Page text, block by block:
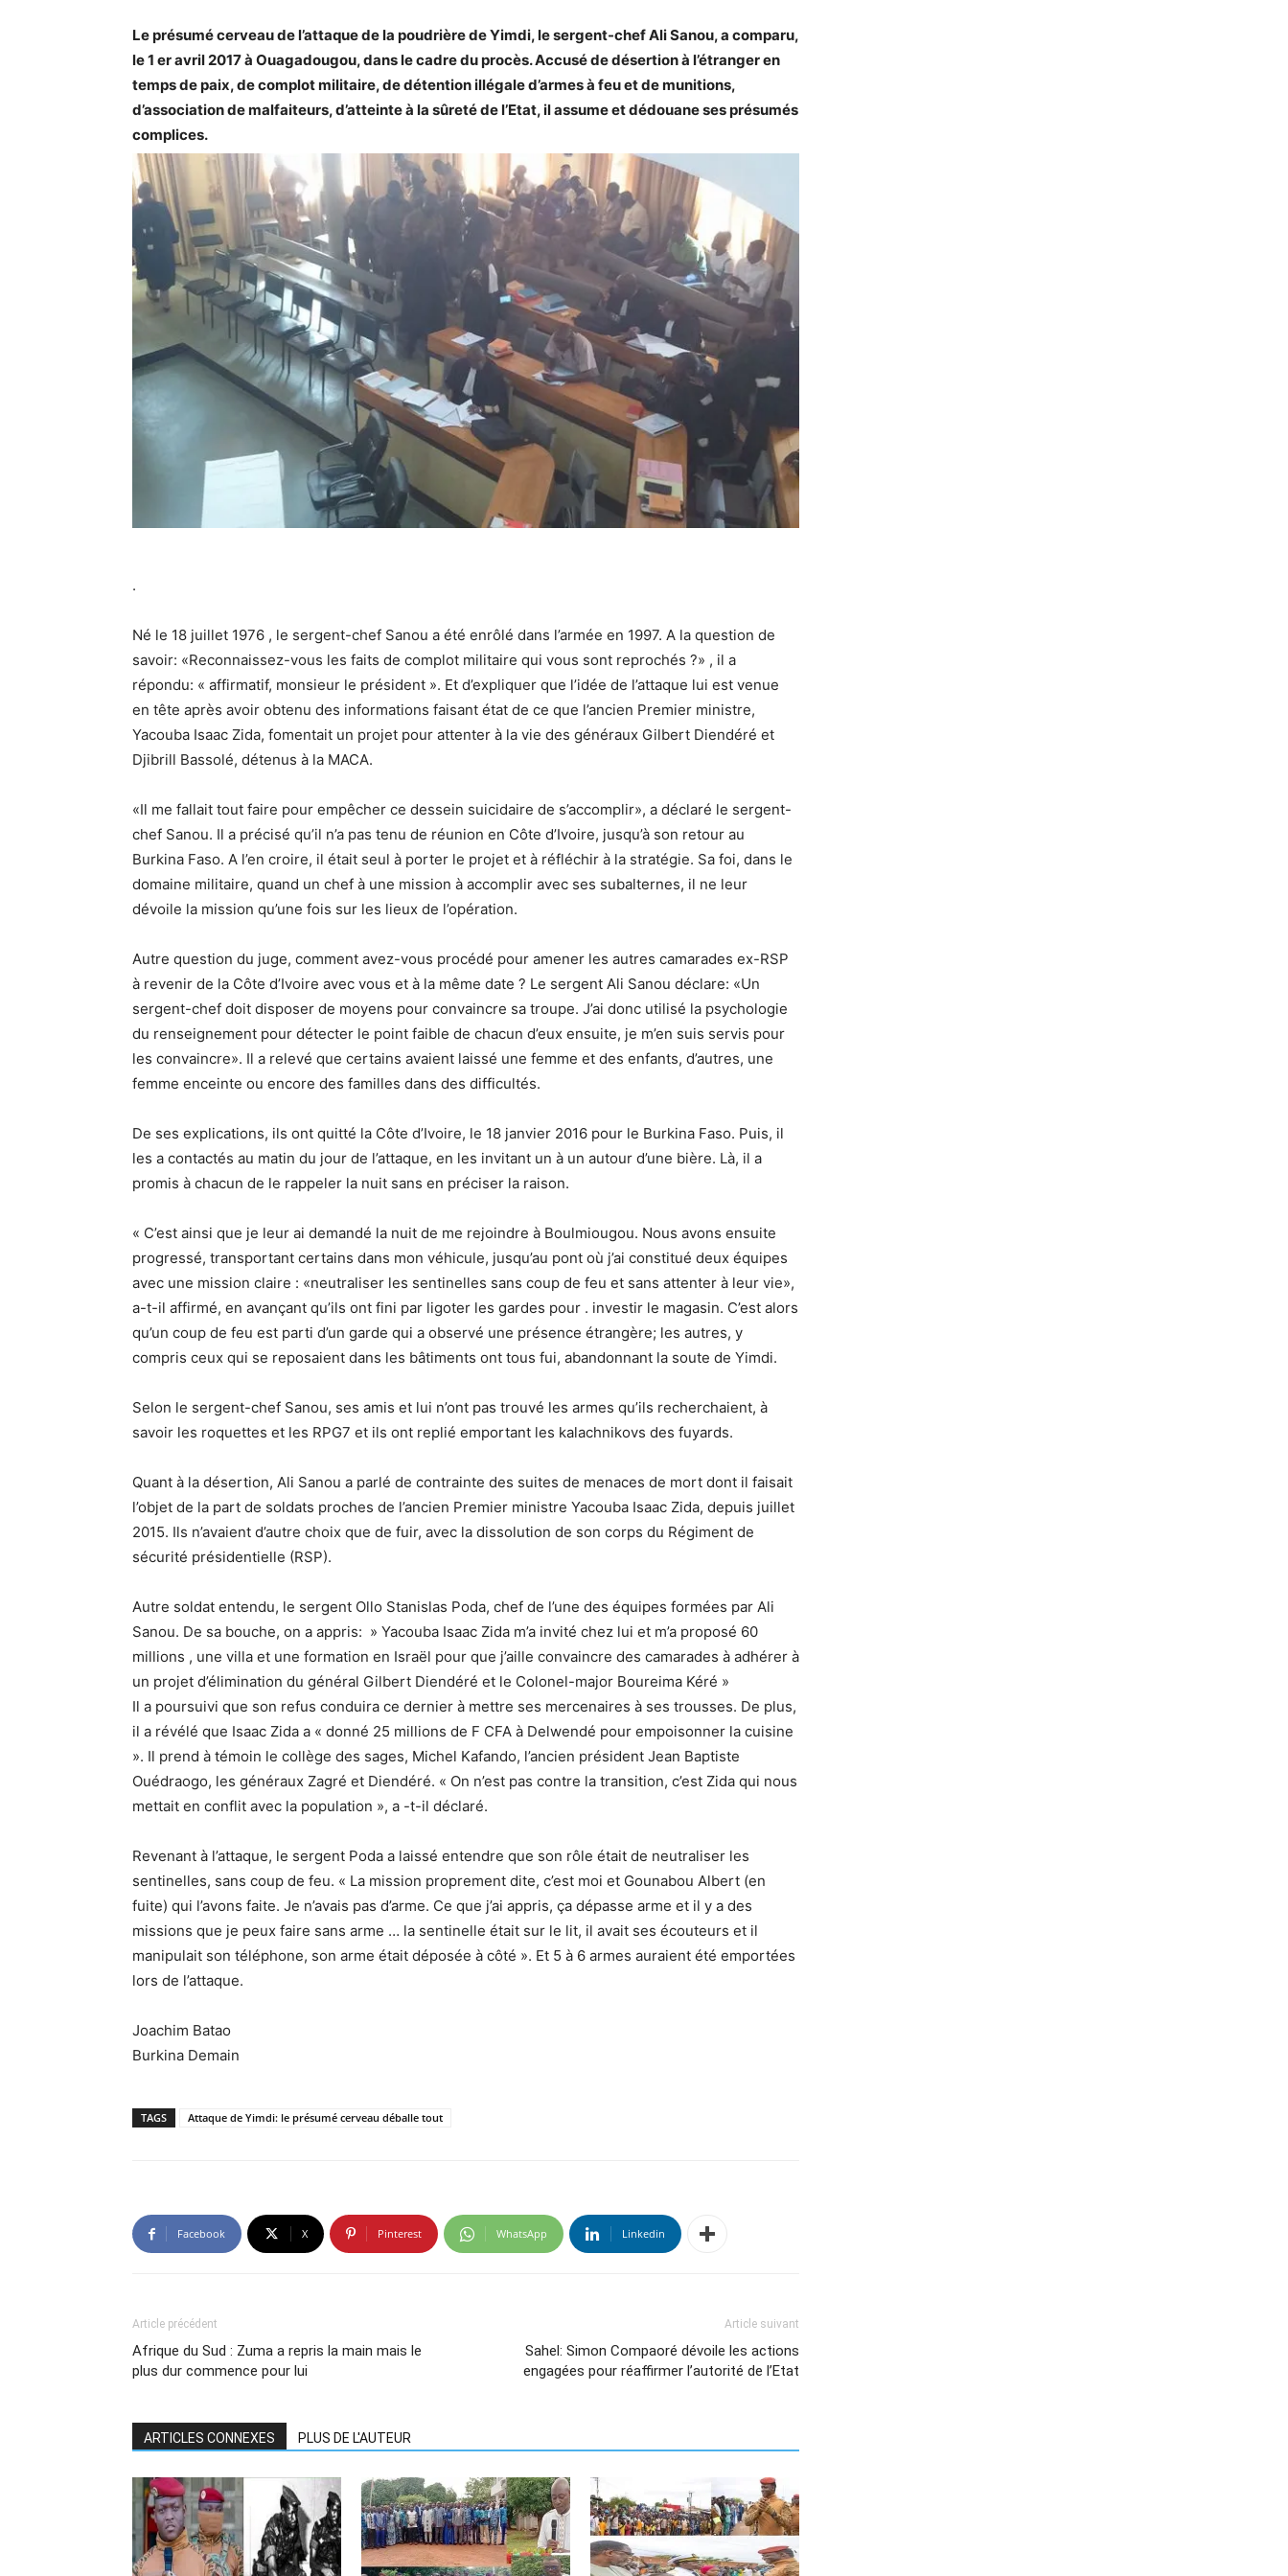
Le présumé cerveau de l’attaque de la poudrière de Yimdi, le sergent-chef Ali Sanou, a comparu,
le 1 er avril 2017 à Ouagadougou, dans le cadre du procès. Accusé de désertion à l’étranger en
temps de paix, de complot militaire, de détention illégale d’armes à feu et de munitions,
d’association de malfaiteurs, d’atteinte à la sûreté de l’Etat, il assume et dédouane ses présumés
complices.
.
Né le 18 juillet 1976 , le sergent-chef Sanou a été enrôlé dans l’armée en 1997. A la question de
savoir: «Reconnaissez-vous les faits de complot militaire qui vous sont reprochés ?» , il a
répondu: « affirmatif, monsieur le président ». Et d’expliquer que l’idée de l’attaque lui est venue
en tête après avoir obtenu des informations faisant état de ce que l’ancien Premier ministre,
Yacouba Isaac Zida, fomentait un projet pour attenter à la vie des généraux Gilbert Diendéré et
Djibrill Bassolé, détenus à la MACA.
«Il me fallait tout faire pour empêcher ce dessein suicidaire de s’accomplir», a déclaré le sergent-
chef Sanou. Il a précisé qu’il n’a pas tenu de réunion en Côte d’Ivoire, jusqu’à son retour au
Burkina Faso. A l’en croire, il était seul à porter le projet et à réfléchir à la stratégie. Sa foi, dans le
domaine militaire, quand un chef à une mission à accomplir avec ses subalternes, il ne leur
dévoile la mission qu’une fois sur les lieux de l’opération.
Autre question du juge, comment avez-vous procédé pour amener les autres camarades ex-RSP
à revenir de la Côte d’Ivoire avec vous et à la même date ? Le sergent Ali Sanou déclare: «Un
sergent-chef doit disposer de moyens pour convaincre sa troupe. J’ai donc utilisé la psychologie
du renseignement pour détecter le point faible de chacun d’eux ensuite, je m’en suis servis pour
les convaincre». Il a relevé que certains avaient laissé une femme et des enfants, d’autres, une
femme enceinte ou encore des familles dans des difficultés.
De ses explications, ils ont quitté la Côte d’Ivoire, le 18 janvier 2016 pour le Burkina Faso. Puis, il
les a contactés au matin du jour de l’attaque, en les invitant un à un autour d’une bière. Là, il a
promis à chacun de le rappeler la nuit sans en préciser la raison.
« C’est ainsi que je leur ai demandé la nuit de me rejoindre à Boulmiougou. Nous avons ensuite
progressé, transportant certains dans mon véhicule, jusqu’au pont où j’ai constitué deux équipes
avec une mission claire : «neutraliser les sentinelles sans coup de feu et sans attenter à leur vie»,
a-t-il affirmé, en avançant qu’ils ont fini par ligoter les gardes pour . investir le magasin. C’est alors
qu’un coup de feu est parti d’un garde qui a observé une présence étrangère; les autres, y
compris ceux qui se reposaient dans les bâtiments ont tous fui, abandonnant la soute de Yimdi.
Selon le sergent-chef Sanou, ses amis et lui n’ont pas trouvé les armes qu’ils recherchaient, à
savoir les roquettes et les RPG7 et ils ont replié emportant les kalachnikovs des fuyards.
Quant à la désertion, Ali Sanou a parlé de contrainte des suites de menaces de mort dont il faisait
l’objet de la part de soldats proches de l’ancien Premier ministre Yacouba Isaac Zida, depuis juillet
2015. Ils n’avaient d’autre choix que de fuir, avec la dissolution de son corps du Régiment de
sécurité présidentielle (RSP).
Autre soldat entendu, le sergent Ollo Stanislas Poda, chef de l’une des équipes formées par Ali
Sanou. De sa bouche, on a appris: » Yacouba Isaac Zida m’a invité chez lui et m’a proposé 60
millions , une villa et une formation en Israël pour que j’aille convaincre des camarades à adhérer à
un projet d’élimination du général Gilbert Diendéré et le Colonel-major Boureima Kéré »
Il a poursuivi que son refus conduira ce dernier à mettre ses mercenaires à ses trousses. De plus,
il a révélé que Isaac Zida a « donné 25 millions de F CFA à Delwendé pour empoisonner la cuisine
». Il prend à témoin le collège des sages, Michel Kafando, l’ancien président Jean Baptiste
Ouédraogo, les généraux Zagré et Diendéré. « On n’est pas contre la transition, c’est Zida qui nous
mettait en conflit avec la population », a -t-il déclaré.
Revenant à l’attaque, le sergent Poda a laissé entendre que son rôle était de neutraliser les
sentinelles, sans coup de feu. « La mission proprement dite, c’est moi et Gounabou Albert (en
fuite) qui l’avons faite. Je n’avais pas d’arme. Ce que j’ai appris, ça dépasse arme et il y a des
missions que je peux faire sans arme … la sentinelle était sur le lit, il avait ses écouteurs et il
manipulait son téléphone, son arme était déposée à côté ». Et 5 à 6 armes auraient été emportées
lors de l’attaque.
Joachim Batao
Burkina Demain
TAGS Attaque de Yimdi: le présumé cerveau déballe tout
Facebook X Pinterest WhatsApp Linkedin
Article précédent
Afrique du Sud : Zuma a repris la main mais le
plus dur commence pour lui
Article suivant
Sahel: Simon Compaoré dévoile les actions
engagées pour réaffirmer l’autorité de l’Etat
ARTICLES CONNEXES PLUS DE L'AUTEUR